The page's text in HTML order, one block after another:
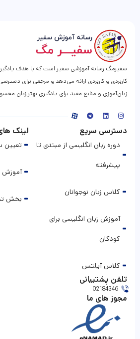
سفیرمگ رسانه آموزشی سفیر است که با هدف
کاربردی و کاربردی ارائه می‌دهد و مرجعی برای
زبان‌آموزی و منابع مفید برای یادگیری بهتر زبان
دسترسی سریع
دوره زبان انگلیسی از مبتدی تا
پیشرفته
کلاس زبان نوجوانان
آموزش زبان انگلیسی برای
کودکان
کلاس آیلتس
لینک
تعیین
آموزش
بخش
تلفن پشتیبانی
02184346
مجوز های ما